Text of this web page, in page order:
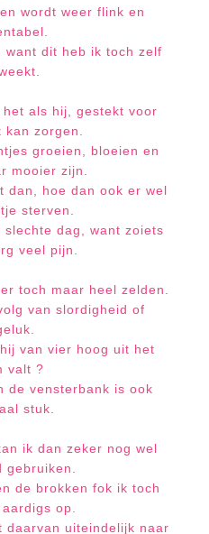
wordt weer flink en
want dit heb ik toch zelf
als hij, gestekt voor
zorgen.
groeien, bloeien en
mooier zijn.
dan, hoe dan ook er wel
sterven.
dag, want zoiets
veel pijn.
toch maar heel zelden.
van slordigheid of
van vier hoog uit het
valt ?
de vensterbank is ook
stuk.
ik dan zeker nog wel
gebruiken.
de brokken fok ik toch
op.
daarvan uiteindelijk naar